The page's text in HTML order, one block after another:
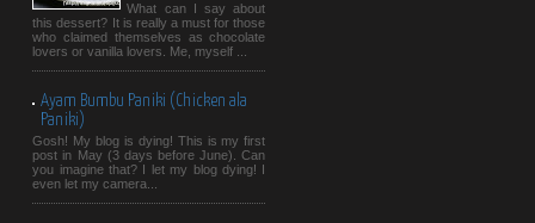
What can I say about
this dessert? It is really a must for those
who claimed themselves as chocolate
lovers or vanilla lovers. Me, myself ...
Ayam Bumbu Paniki (Chicken ala
Paniki)
Gosh! My blog is dying! This is my first
post in May (3 days before June). Can
you imagine that? I let my blog dying! I
even let my camera...